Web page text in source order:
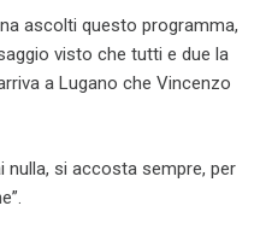
ascolti questo programma,
visto che tutti e due la
a Lugano che Vincenzo
nulla, si accosta sempre, per